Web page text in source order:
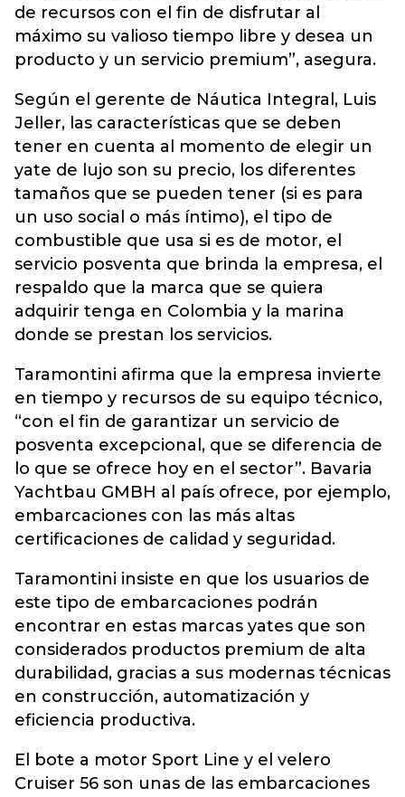
de recursos con el fin de disfrutar al
máximo su valioso tiempo libre y desea un
producto y un servicio premium”, asegura.
Según el gerente de Náutica Integral, Luis
Jeller, las características que se deben
tener en cuenta al momento de elegir un
yate de lujo son su precio, los diferentes
tamaños que se pueden tener (si es para
un uso social o más íntimo), el tipo de
combustible que usa si es de motor, el
servicio posventa que brinda la empresa, el
respaldo que la marca que se quiera
adquirir tenga en Colombia y la marina
donde se prestan los servicios.
Taramontini afirma que la empresa invierte
en tiempo y recursos de su equipo técnico,
“con el fin de garantizar un servicio de
posventa excepcional, que se diferencia de
lo que se ofrece hoy en el sector”. Bavaria
Yachtbau GMBH al país ofrece, por ejemplo,
embarcaciones con las más altas
certificaciones de calidad y seguridad.
Taramontini insiste en que los usuarios de
este tipo de embarcaciones podrán
encontrar en estas marcas yates que son
considerados productos premium de alta
durabilidad, gracias a sus modernas técnicas
en construcción, automatización y
eficiencia productiva.
El bote a motor Sport Line y el velero
Cruiser 56 son unas de las embarcaciones